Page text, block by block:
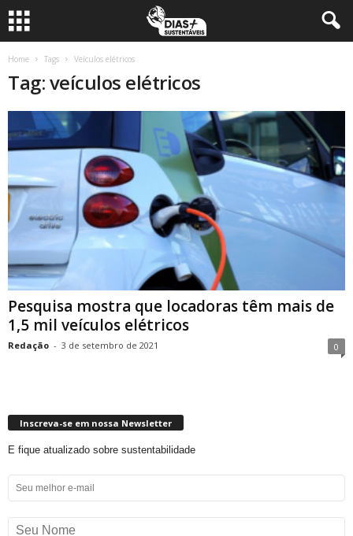
Home Tags Veículos elétricos
Tag: veículos elétricos
Pesquisa mostra que locadoras têm mais de
1,5 mil veículos elétricos
Redação - 3 de setembro de 2021 0
Inscreva-se em nossa Newsletter
E fique atualizado sobre sustentabilidade